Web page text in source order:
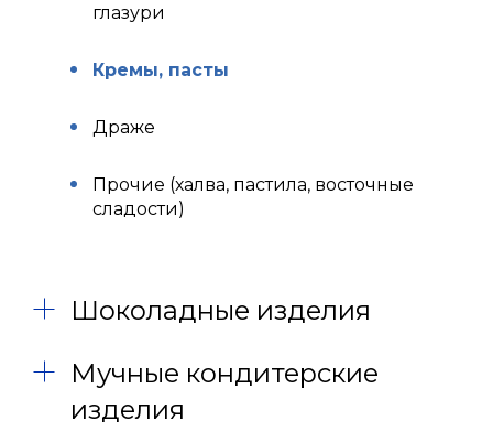
глазури
Кремы, пасты
Драже
Прочие (халва, пастила, восточные
сладости)
Шоколадные изделия
Мучные кондитерские
изделия